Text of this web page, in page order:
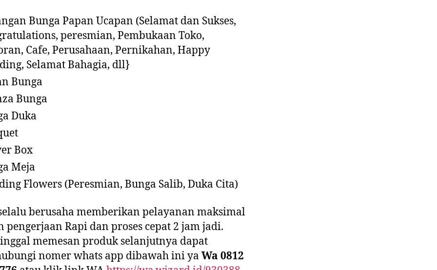
Bunga Papan Ucapan (Selamat dan Sukses,
peresmian, Pembukaan Toko,
Cafe, Perusahaan, Pernikahan, Happy
Selamat Bahagia, dll}
Bunga
Bunga
Duka
Box
Meja
Flowers (Peresmian, Bunga Salib, Duka Cita)
berusaha memberikan pelayanan maksimal
pengerjaan Rapi dan proses cepat 2 jam jadi.
memesan produk selanjutnya dapat
nomer whats app dibawah ini ya Wa 0812